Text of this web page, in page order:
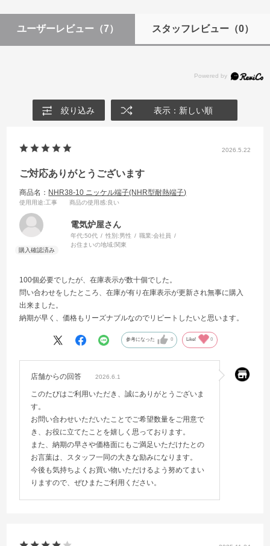
ユーザーレビュー （7） スタッフレビュー（0）
絞り込み 表示：新しい順
2026.5.22
ご対応ありがとうございます
商品名： NHR38-10 ニッケル端子(NHR型耐熱端子)
使用用途:工事 商品の使用感:良い
電気炉屋さん
年代:50代 性別:男性 職業:会社員
お住まいの地域:関東
100個必要でしたが、在庫表示が数十個でした。
問い合わせをしたところ、在庫が有り在庫表示が更新され無事に購入
出来ました。
納期が早く、価格もリーズナブルなのでリピートしたいと思います。
参考になった 0 Like! 0
店舗からの回答 2026.6.1
このたびはご利用いただき、誠にありがとうございま
す。
お問い合わせいただいたことでご希望数量をご用意で
き、お役に立てたことを嬉しく思っております。
また、納期の早さや価格面にもご満足いただけたとの
お言葉は、スタッフ一同の大きな励みになります。
今後も気持ちよくお買い物いただけるよう努めてまい
りますので、ぜひまたご利用ください。